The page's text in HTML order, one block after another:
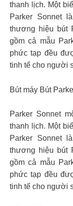
thanh lịch. Một
Parker Sonnet
thương hiệu bút
gồm cả mẫu
phức tạp đều
tinh tế cho người
Bút máy Bút
Parker Sonnet
thanh lịch. Một
Parker Sonnet
thương hiệu bút
gồm cả mẫu
phức tạp đều
tinh tế cho người